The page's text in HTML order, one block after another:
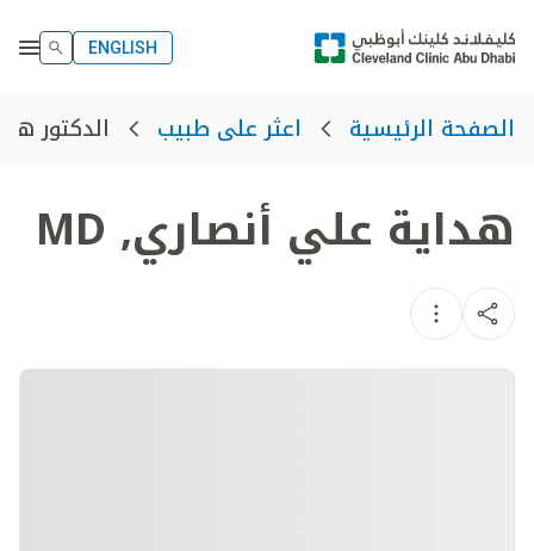
ENGLISH
الصفحة الرئيسية اعثر على طبيب الدكتور
هداية علي أنصاري,
MD